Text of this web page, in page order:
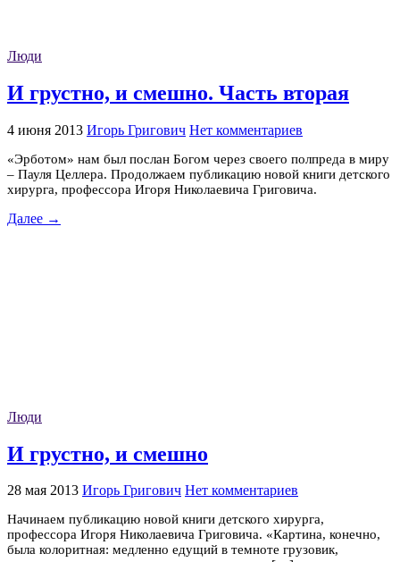
Люди
И грустно, и смешно. Часть вторая
4 июня 2013 Игорь Григович Нет комментариев
«Эрботом» нам был послан Богом через своего полпреда в миру
– Пауля Целлера. Продолжаем публикацию новой книги детского
хирурга, профессора Игоря Николаевича Григовича.
Далее →
Люди
И грустно, и смешно
28 мая 2013 Игорь Григович Нет комментариев
Начинаем публикацию новой книги детского хирурга,
профессора Игоря Николаевича Григовича. «Картина, конечно,
была колоритная: медленно едущий в темноте грузовик,